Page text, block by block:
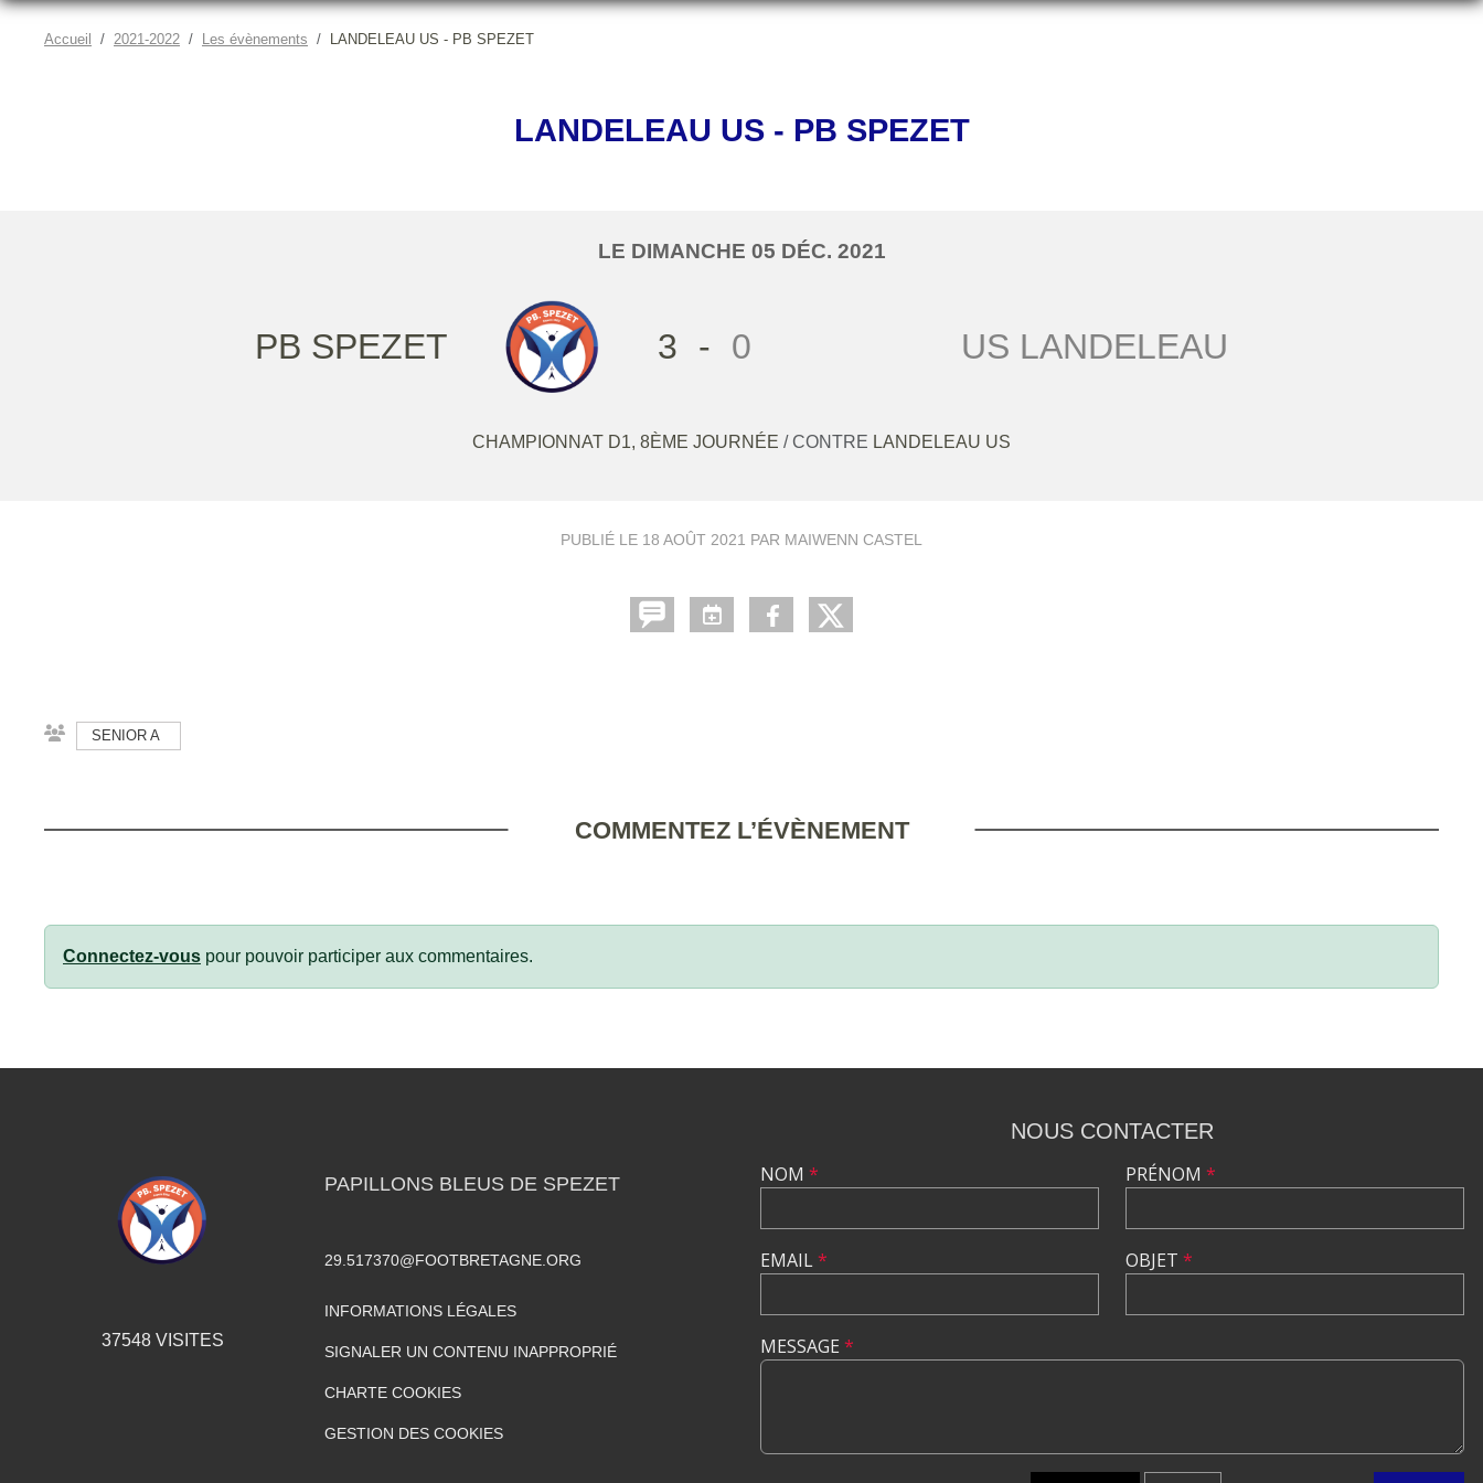
Accueil 2021-2022 Les évènements LANDELEAU US - PB SPEZET
LANDELEAU US - PB SPEZET
LE DIMANCHE 05 DÉC. 2021
PB SPEZET 3 - 0 US LANDELEAU
CHAMPIONNAT D1, 8ÈME JOURNÉE / CONTRE LANDELEAU US
PUBLIÉ LE 18 AOÛT 2021 PAR MAIWENN CASTEL
SENIOR A
COMMENTEZ L’ÉVÈNEMENT
Connectez-vous pour pouvoir participer aux commentaires.
37548VISITES
PAPILLONS BLEUS DE SPEZET
29.517370@FOOTBRETAGNE.ORG
INFORMATIONS LÉGALES
SIGNALER UN CONTENU INAPPROPRIÉ
CHARTE COOKIES
GESTION DES COOKIES
NOUS CONTACTER
NOM *
EMAIL*
PRÉNOM *
OBJET *
MESSAGE *